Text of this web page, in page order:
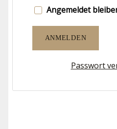
Angemeldet
ANMELDEN
Passwort